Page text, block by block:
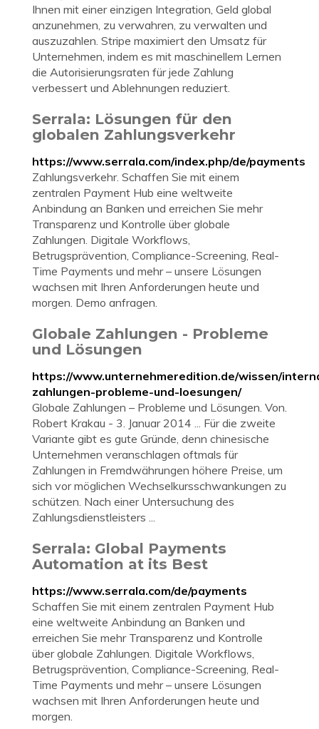
Ihnen mit einer einzigen Integration, Geld global
anzunehmen, zu verwahren, zu verwalten und
auszuzahlen. Stripe maximiert den Umsatz für
Unternehmen, indem es mit maschinellem Lernen
die Autorisierungsraten für jede Zahlung
verbessert und Ablehnungen reduziert.
Serrala: Lösungen für den
globalen Zahlungsverkehr
https://www.serrala.com/index.php/de/payments
Zahlungsverkehr. Schaffen Sie mit einem
zentralen Payment Hub eine weltweite
Anbindung an Banken und erreichen Sie mehr
Transparenz und Kontrolle über globale
Zahlungen. Digitale Workflows,
Betrugsprävention, Compliance-Screening, Real-
Time Payments und mehr – unsere Lösungen
wachsen mit Ihren Anforderungen heute und
morgen. Demo anfragen.
Globale Zahlungen - Probleme
und Lösungen
https://www.unternehmeredition.de/wissen/
zahlungen-probleme-und-loesungen/
Globale Zahlungen – Probleme und Lösungen. Von.
Robert Krakau - 3. Januar 2014 ... Für die zweite
Variante gibt es gute Gründe, denn chinesische
Unternehmen veranschlagen oftmals für
Zahlungen in Fremdwährungen höhere Preise, um
sich vor möglichen Wechselkursschwankungen zu
schützen. Nach einer Untersuchung des
Zahlungsdienstleisters ...
Serrala: Global Payments
Automation at its Best
https://www.serrala.com/de/payments
Schaffen Sie mit einem zentralen Payment Hub
eine weltweite Anbindung an Banken und
erreichen Sie mehr Transparenz und Kontrolle
über globale Zahlungen. Digitale Workflows,
Betrugsprävention, Compliance-Screening, Real-
Time Payments und mehr – unsere Lösungen
wachsen mit Ihren Anforderungen heute und
morgen.